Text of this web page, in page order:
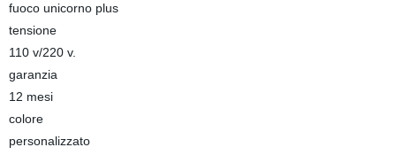
fuoco unicorno plus
tensione
110 v/220 v.
garanzia
12 mesi
colore
personalizzato